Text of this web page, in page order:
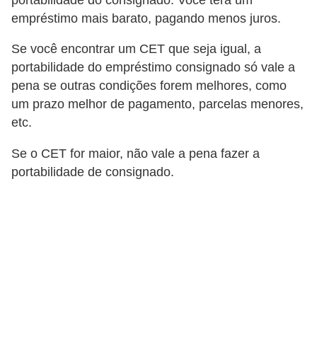
empréstimo mais barato, pagando menos juros.
Se você encontrar um CET que seja igual, a
portabilidade do empréstimo consignado só vale a
pena se outras condições forem melhores, como
um prazo melhor de pagamento, parcelas menores,
etc.
Se o CET for maior, não vale a pena fazer a
portabilidade de consignado.
s
d
e
p
a
g
m
e